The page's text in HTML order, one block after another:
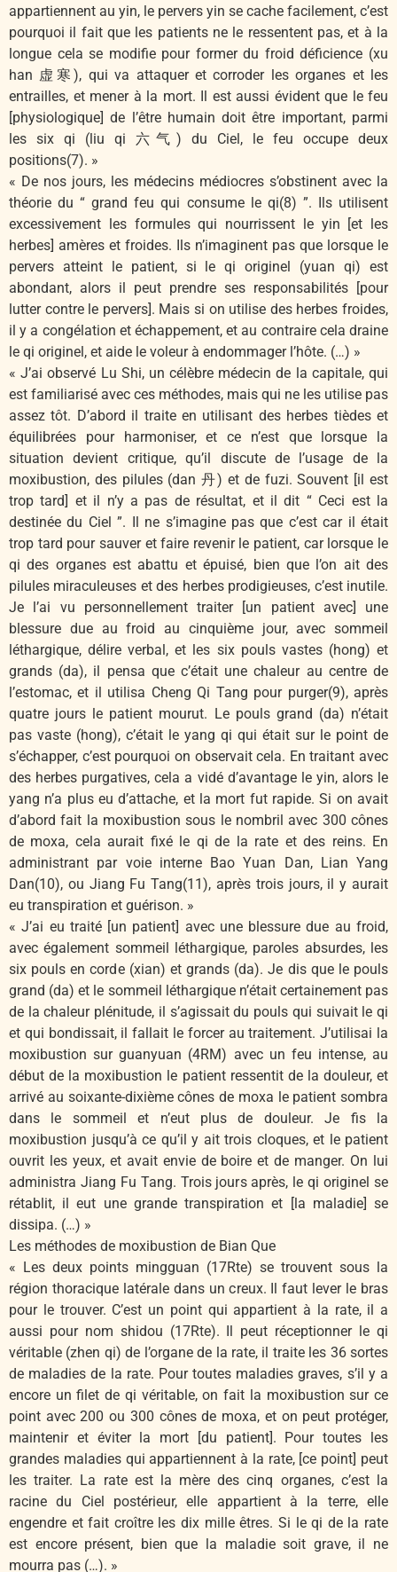
appartiennent au yin, le pervers yin se cache facilement, c’est
pourquoi il fait que les patients ne le ressentent pas, et à la
longue cela se modifie pour former du froid déficience (xu
han 虚寒), qui va attaquer et corroder les organes et les
entrailles, et mener à la mort. Il est aussi évident que le feu
[physiologique] de l’être humain doit être important, parmi
les six qi (liu qi 六气) du Ciel, le feu occupe deux
positions(7). »
« De nos jours, les médecins médiocres s’obstinent avec la
théorie du “ grand feu qui consume le qi(8) ”. Ils utilisent
excessivement les formules qui nourrissent le yin [et les
herbes] amères et froides. Ils n’imaginent pas que lorsque le
pervers atteint le patient, si le qi originel (yuan qi) est
abondant, alors il peut prendre ses responsabilités [pour
lutter contre le pervers]. Mais si on utilise des herbes froides,
il y a congélation et échappement, et au contraire cela draine
le qi originel, et aide le voleur à endommager l’hôte. (…) »
« J’ai observé Lu Shi, un célèbre médecin de la capitale, qui
est familiarisé avec ces méthodes, mais qui ne les utilise pas
assez tôt. D’abord il traite en utilisant des herbes tièdes et
équilibrées pour harmoniser, et ce n’est que lorsque la
situation devient critique, qu’il discute de l’usage de la
moxibustion, des pilules (dan 丹) et de fuzi. Souvent [il est
trop tard] et il n’y a pas de résultat, et il dit “ Ceci est la
destinée du Ciel ”. Il ne s’imagine pas que c’est car il était
trop tard pour sauver et faire revenir le patient, car lorsque le
qi des organes est abattu et épuisé, bien que l’on ait des
pilules miraculeuses et des herbes prodigieuses, c’est inutile.
Je l’ai vu personnellement traiter [un patient avec] une
blessure due au froid au cinquième jour, avec sommeil
léthargique, délire verbal, et les six pouls vastes (hong) et
grands (da), il pensa que c’était une chaleur au centre de
l’estomac, et il utilisa Cheng Qi Tang pour purger(9), après
quatre jours le patient mourut. Le pouls grand (da) n’était
pas vaste (hong), c’était le yang qi qui était sur le point de
s’échapper, c’est pourquoi on observait cela. En traitant avec
des herbes purgatives, cela a vidé d’avantage le yin, alors le
yang n’a plus eu d’attache, et la mort fut rapide. Si on avait
d’abord fait la moxibustion sous le nombril avec 300 cônes
de moxa, cela aurait fixé le qi de la rate et des reins. En
administrant par voie interne Bao Yuan Dan, Lian Yang
Dan(10), ou Jiang Fu Tang(11), après trois jours, il y aurait
eu transpiration et guérison. »
« J’ai eu traité [un patient] avec une blessure due au froid,
avec également sommeil léthargique, paroles absurdes, les
six pouls en corde (xian) et grands (da). Je dis que le pouls
grand (da) et le sommeil léthargique n’était certainement pas
de la chaleur plénitude, il s’agissait du pouls qui suivait le qi
et qui bondissait, il fallait le forcer au traitement. J’utilisai la
moxibustion sur guanyuan (4RM) avec un feu intense, au
début de la moxibustion le patient ressentit de la douleur, et
arrivé au soixante-dixième cônes de moxa le patient sombra
dans le sommeil et n’eut plus de douleur. Je fis la
moxibustion jusqu’à ce qu’il y ait trois cloques, et le patient
ouvrit les yeux, et avait envie de boire et de manger. On lui
administra Jiang Fu Tang. Trois jours après, le qi originel se
rétablit, il eut une grande transpiration et [la maladie] se
dissipa. (…) »
Les méthodes de moxibustion de Bian Que
« Les deux points mingguan (17Rte) se trouvent sous la
région thoracique latérale dans un creux. Il faut lever le bras
pour le trouver. C’est un point qui appartient à la rate, il a
aussi pour nom shidou (17Rte). Il peut réceptionner le qi
véritable (zhen qi) de l’organe de la rate, il traite les 36 sortes
de maladies de la rate. Pour toutes maladies graves, s’il y a
encore un filet de qi véritable, on fait la moxibustion sur ce
point avec 200 ou 300 cônes de moxa, et on peut protéger,
maintenir et éviter la mort [du patient]. Pour toutes les
grandes maladies qui appartiennent à la rate, [ce point] peut
les traiter. La rate est la mère des cinq organes, c’est la
racine du Ciel postérieur, elle appartient à la terre, elle
engendre et fait croître les dix mille êtres. Si le qi de la rate
est encore présent, bien que la maladie soit grave, il ne
mourra pas (…). »